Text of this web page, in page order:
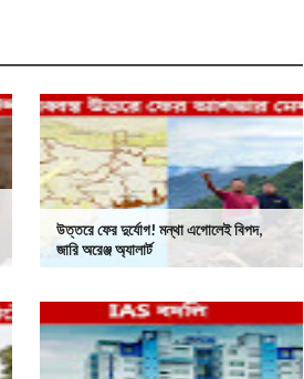
উত্তরে ফের দুর্যোগ! মন্থা এগোলেই বিপদ,
জারি অরেঞ্জ অ্যালার্ট